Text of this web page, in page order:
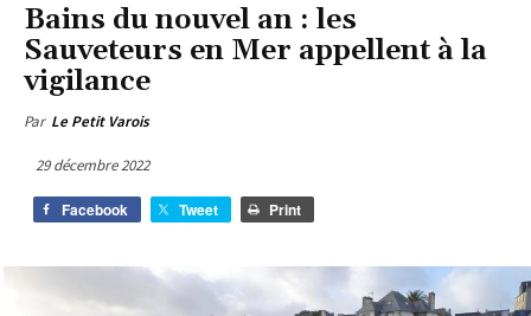
Bains du nouvel an : les
Sauveteurs en Mer appellent à la
vigilance
Par Le Petit Varois
29 décembre 2022
Facebook Tweet Print